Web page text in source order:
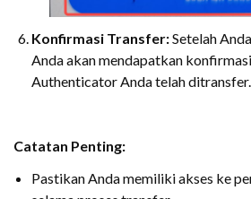
Konfirmasi Transfer:Setelah
Anda akan mendapatkan
Authenticator Anda telah ditransfer.
Catatan Penting:
Pastikan Anda memiliki akses ke